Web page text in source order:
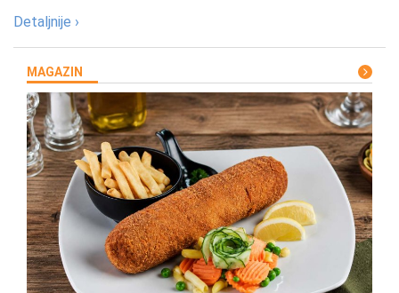
Detaljnije ›
MAGAZIN